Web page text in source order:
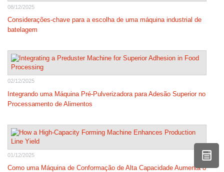
08/12/2025
Considerações-chave para a escolha de uma máquina industrial de
batelagem
02/12/2025
Integrando uma Máquina Pré-Pulverizadora para Adesão Superior no
Processamento de Alimentos
01/12/2025
Como uma Máquina de Conformação de Alta Capacidade Aumenta o